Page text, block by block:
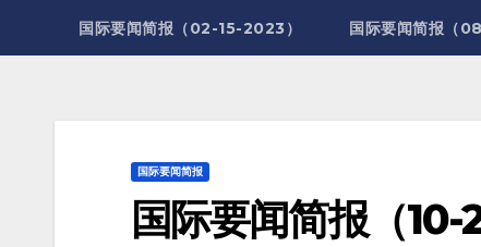
国际要闻简报（02-15-2023） 国际要闻简报（
国际要闻简报
国际要闻简报（10-